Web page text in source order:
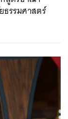
รรมศาสตร์